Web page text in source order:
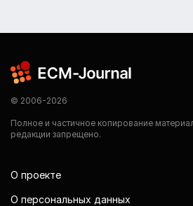
© 2006-2026
Полное и частичное копирование
редакции запрещено.
О проекте
О персональных данных